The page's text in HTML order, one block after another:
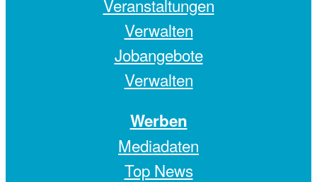
Veranstaltungen
Verwalten
Jobangebote
Verwalten
Werben
Mediadaten
Top News